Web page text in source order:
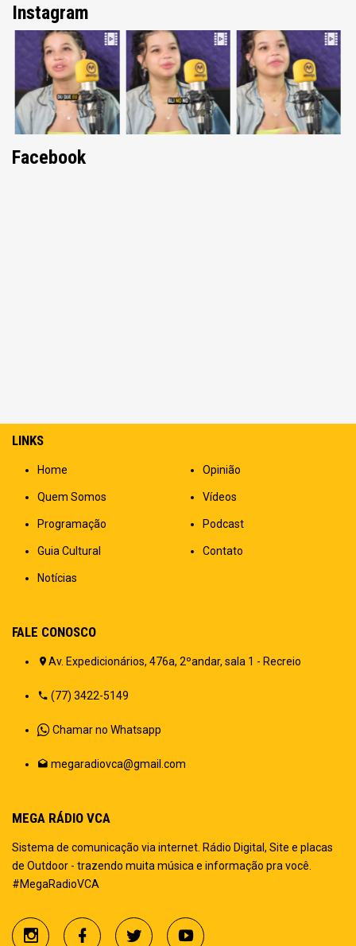
Instagram
Facebook
LINKS
Home
Quem Somos
Programação
Guia Cultural
Notícias
Opinião
Vídeos
Podcast
Contato
FALE CONOSCO
Av. Expedicionários, 476a, 2ºandar, sala 1 - Recreio
(77) 3422-5149
Chamar no Whatsapp
megaradiovca@gmail.com
MEGA RÁDIO VCA
Sistema de comunicação via internet. Rádio Digital, Site e placas
de Outdoor - trazendo muita música e informação pra você.
#MegaRadioVCA